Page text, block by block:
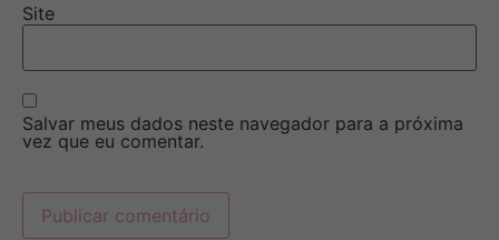
Site
Salvar meus dados neste navegador para a próxima
vez que eu comentar.